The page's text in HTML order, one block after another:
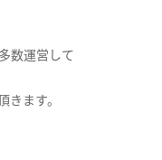
数運営して
ます。